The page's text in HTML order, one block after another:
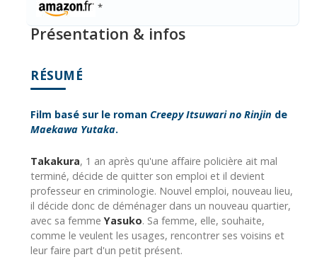
*
Présentation & infos
RÉSUMÉ
Film basé sur le roman Creepy Itsuwari no Rinjin de
Maekawa Yutaka.
Takakura, 1 an après qu'une affaire policière ait mal
terminé, décide de quitter son emploi et il devient
professeur en criminologie. Nouvel emploi, nouveau lieu,
il décide donc de déménager dans un nouveau quartier,
avec sa femmeYasuko. Sa femme, elle, souhaite,
comme le veulent les usages, rencontrer ses voisins et
leur faire part d'un petit présent.